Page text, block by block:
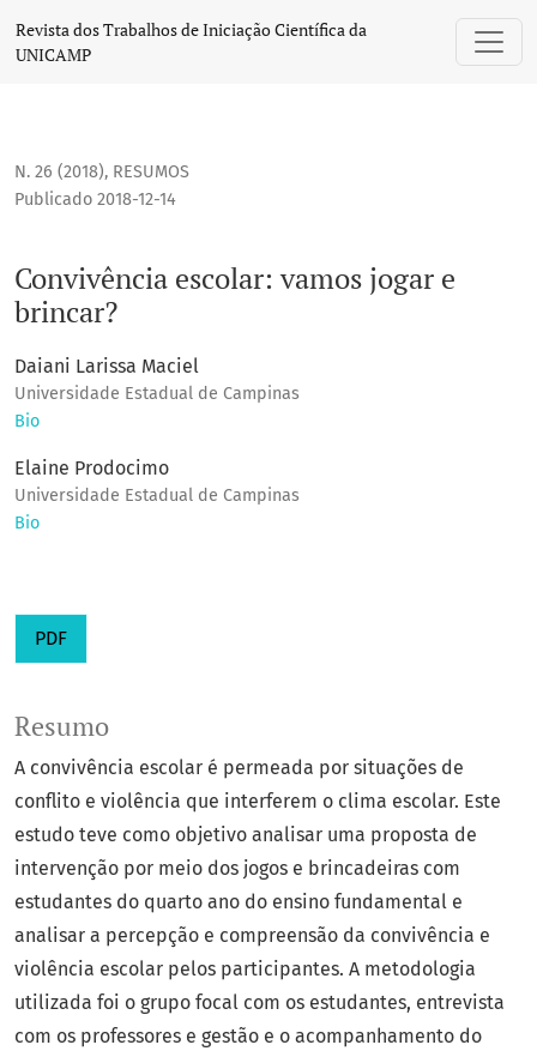
Revista dos Trabalhos de Iniciação Científica da
UNICAMP
N. 26 (2018), RESUMOS
Convivência escolar: vamos jogar e
brincar?
Publicado 2018-12-14
Daiani Larissa Maciel
Universidade Estadual de Campinas
Bio
Elaine Prodocimo
Universidade Estadual de Campinas
Bio
PDF
Resumo
A convivência escolar é permeada por situações de
conflito e violência que interferem o clima escolar. Este
estudo teve como objetivo analisar uma proposta de
intervenção por meio dos jogos e brincadeiras com
estudantes do quarto ano do ensino fundamental e
analisar a percepção e compreensão da convivência e
violência escolar pelos participantes. A metodologia
utilizada foi o grupo focal com os estudantes, entrevista
com os professores e gestão e o acompanhamento do